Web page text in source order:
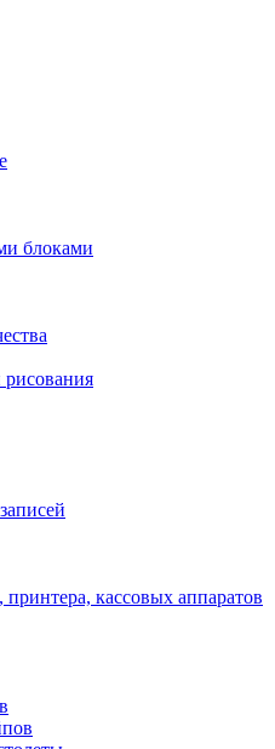
блоками
рисования
кассовых аппаратов